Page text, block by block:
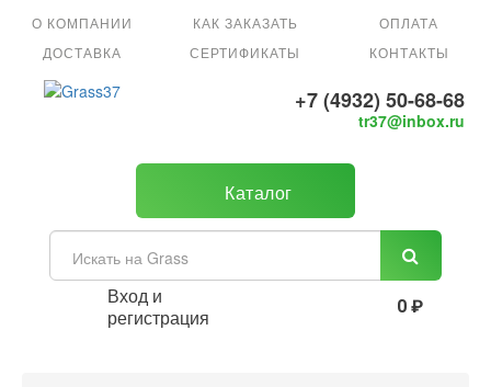
О КОМПАНИИ КАК ЗАКАЗАТЬ
ОПЛАТА
ДОСТАВКА
СЕРТИФИКАТЫ КОНТАКТЫ
+7 (4932) 50-68-68
tr37@inbox.ru
Каталог
Вход и
регистрация
0 ₽